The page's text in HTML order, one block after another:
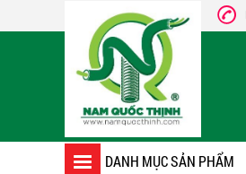
DANH MỤC SẢN PHẨM